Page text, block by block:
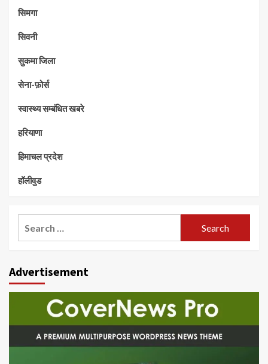
सिमगा
सिवनी
सुकमा जिला
सेना-फ़ोर्स
स्वास्थ्य सम्बंधित खबरे
हरियाणा
हिमाचल प्रदेश
हॉलीवुड
Advertisement